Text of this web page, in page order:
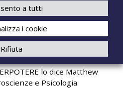
e
i
e
i
a
l
i
MEGLIO
lo dice Matthew
e Psicologia
i cookie
Rifiuta
a tutti